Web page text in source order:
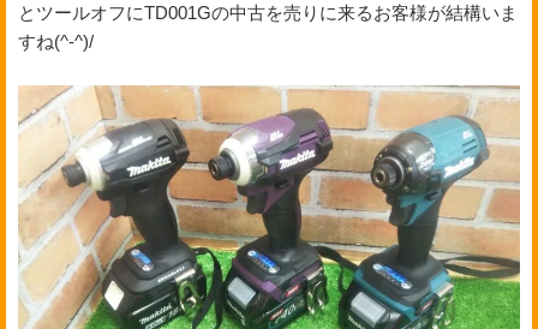
とツールオフにTD001Gの中古を売りに来るお客様が結構いま
すね(^-^)/